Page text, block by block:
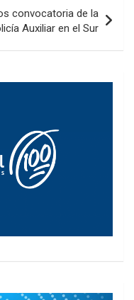
convocatoria de la
Auxiliar en el Sur